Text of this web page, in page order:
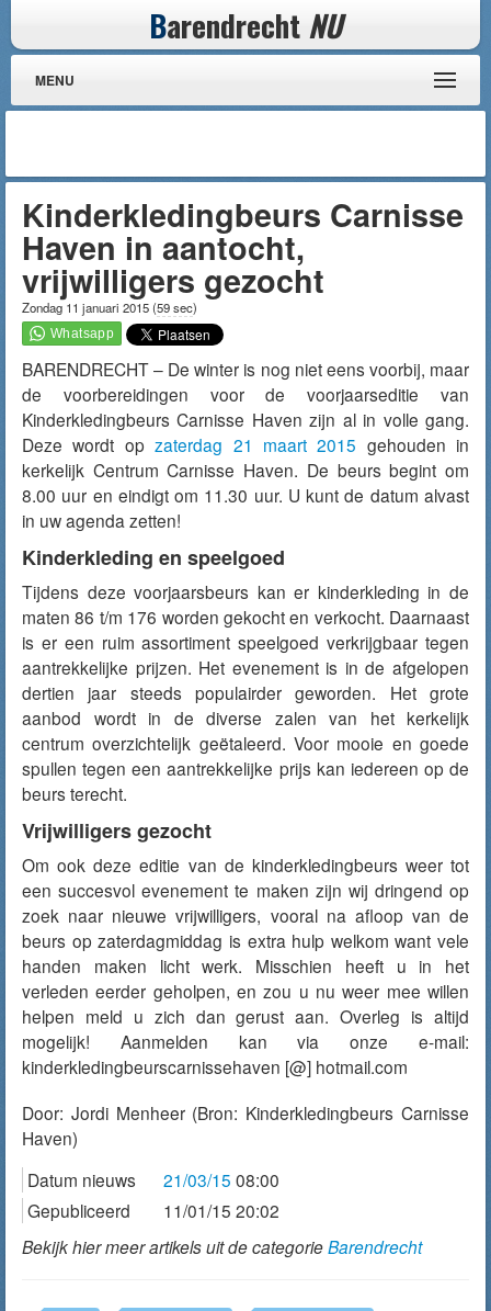
Barendrecht NU
MENU
Kinderkledingbeurs Carnisse
Haven in aantocht,
vrijwilligers gezocht
Zondag 11 januari 2015(59 sec)
BARENDRECHT – De winter is nog niet eens voorbij, maar
de voorbereidingen voor de voorjaarseditie van
Kinderkledingbeurs Carnisse Haven zijn al in volle gang.
Deze wordt opzaterdag 21 maart 2015 gehouden in
kerkelijk Centrum Carnisse Haven. De beurs begint om
8.00 uur en eindigt om 11.30 uur. U kunt de datum alvast
in uw agenda zetten!
Kinderkleding en speelgoed
Tijdens deze voorjaarsbeurs kan er kinderkleding in de
maten 86 t/m 176 worden gekocht en verkocht. Daarnaast
is er een ruim assortiment speelgoed verkrijgbaar tegen
aantrekkelijke prijzen. Het evenement is in de afgelopen
dertien jaar steeds populairder geworden. Het grote
aanbod wordt in de diverse zalen van het kerkelijk
centrum overzichtelijk geëtaleerd. Voor mooie en goede
spullen tegen een aantrekkelijke prijs kan iedereen op de
beurs terecht.
Vrijwilligers gezocht
Om ook deze editie van de kinderkledingbeurs weer tot
een succesvol evenement te maken zijn wij dringend op
zoek naar nieuwe vrijwilligers, vooral na afloop van de
beurs op zaterdagmiddag is extra hulp welkom want vele
handen maken licht werk. Misschien heeft u in het
verleden eerder geholpen, en zou u nu weer mee willen
helpen meld u zich dan gerust aan. Overleg is altijd
mogelijk! Aanmelden kan via onze e-mail:
kinderkledingbeurscarnissehaven [@] hotmail.com
Door: Jordi Menheer(Bron: Kinderkledingbeurs Carnisse
Haven)
Datum nieuws
21/03/15 08:00
Gepubliceerd
11/01/15 20:02
Bekijk hier meer artikels uit de categorieBarendrecht